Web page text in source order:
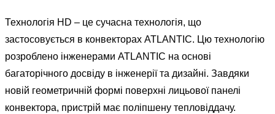
Технологія HD – це сучасна технологія, що
застосовується в конвекторах ATLANTIC. Цю технологію
розроблено інженерами ATLANTIC на основі
багаторічного досвіду в інженерії та дизайні. Завдяки
новій геометричній формі поверхні лицьової панелі
конвектора, пристрій має поліпшену тепловіддачу.